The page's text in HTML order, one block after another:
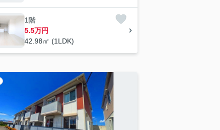
1階
5.5万円
42.98㎡ (1LDK)